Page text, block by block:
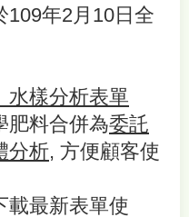
109年2月10日全
水樣分析表單
肥料合併為委託
分析, 方便顧客使
載最新表單使